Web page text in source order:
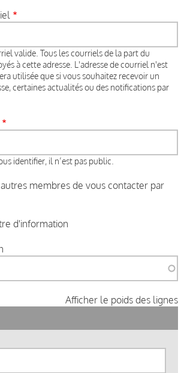
valide. Tous les courriels de la part du
à cette adresse. L'adresse de courriel n'est
utilisée que si vous souhaitez recevoir un
certaines actualités ou des notifications par
identifier, il n’est pas public.
membres de vous contacter par
d'information
Afficher le poids des lignes